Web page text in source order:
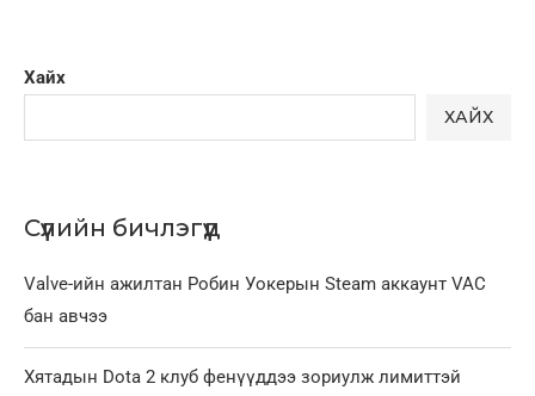
Хайх
ХАЙХ
Сүүлийн бичлэгүүд
Valve-ийн ажилтан Робин Уокерын Steam аккаунт VAC
бан авчээ
Хятадын Dota 2 клуб фенүүддээ зориулж лимиттэй